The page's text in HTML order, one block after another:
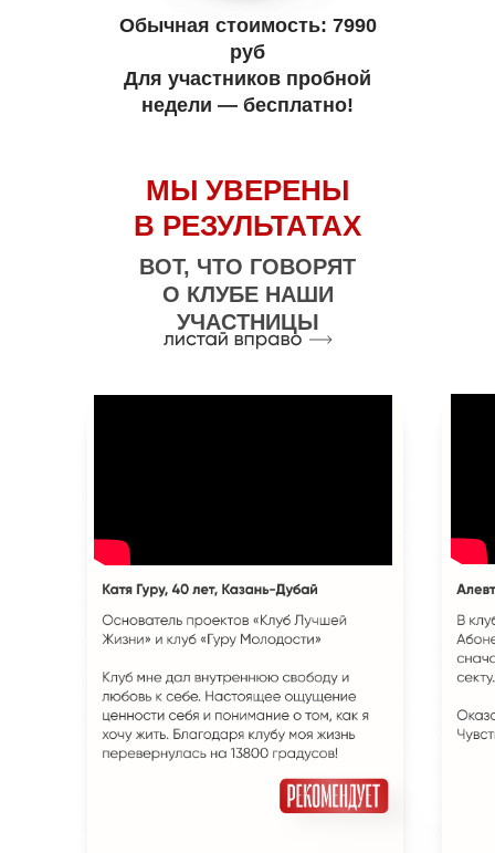
Обычная стоимость: 7990
руб
Для участников пробной
недели — бесплатно!
МЫ УВЕРЕНЫ
В РЕЗУЛЬТАТАХ
ВОТ, ЧТО ГОВОРЯТ
О КЛУБЕ НАШИ
УЧАСТНИЦЫ